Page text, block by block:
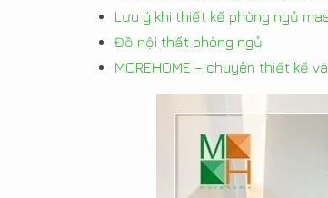
Lưu ý khi thiết kế phòng ngủ
Đồ nội thất phòng ngủ
MOREHOME – chuyên thiết kế